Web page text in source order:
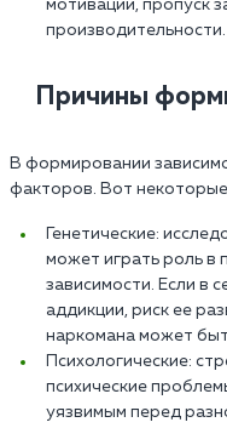
мотивации, пропуск
производительности.
Причины
В формировании
факторов. Вот некоторые
Генетические:
может играть роль в
зависимости. Если в
аддикции, риск ее
наркомана может
Психологические:
психические
уязвимым перед